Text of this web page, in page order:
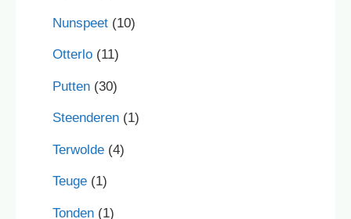
Nunspeet (10)
Otterlo (11)
Putten (30)
Steenderen (1)
Terwolde (4)
Teuge (1)
Tonden (1)